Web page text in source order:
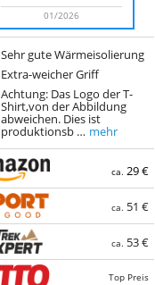
01/2026
Sehr gute Wärmeisolierung
Extra-weicher Griff
Achtung: Das Logo der T-
Shirt,von der Abbildung
abweichen. Dies ist
produktionsb … mehr
ca. 29 €
ca. 51 €
ca. 53 €
Top Preis